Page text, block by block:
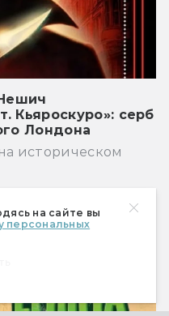
на сайте вы
персональных
Кьяроскуро»: серб
Лондона
историческом